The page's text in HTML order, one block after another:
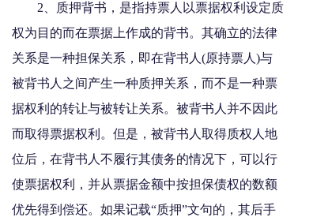
2、质押背书，是指持票人以票据权利设定质
权为目的而在票据上作成的背书。其确立的法律
关系是一种担保关系，即在背书人(原持票人)与
被背书人之间产生一种质押关系，而不是一种票
据权利的转让与被转让关系。被背书人并不因此
而取得票据权利。但是，被背书人取得质权人地
位后，在背书人不履行其债务的情况下，可以行
使票据权利，并从票据金额中按担保债权的数额
优先得到偿还。如果记载“质押”文句的，其后手